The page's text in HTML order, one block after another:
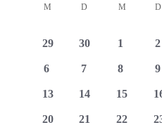
Kalender
von
M MONTAG
DDIENSTAG
M D
0
29
0
30
0
1
0
2
0
6
0
7
0
8
0
9
0
13
0
14
0
15
0
0
20
0
21
0
22
0